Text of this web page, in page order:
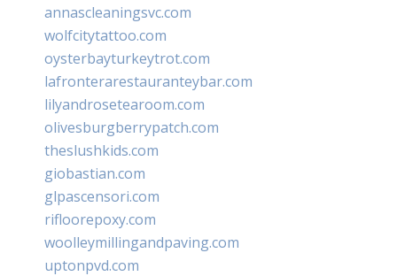
annascleaningsvc.com
wolfcitytattoo.com
oysterbayturkeytrot.com
lafronterarestauranteybar.com
lilyandrosetearoom.com
olivesburgberrypatch.com
theslushkids.com
giobastian.com
glpascensori.com
rifloorepoxy.com
woolleymillingandpaving.com
uptonpvd.com